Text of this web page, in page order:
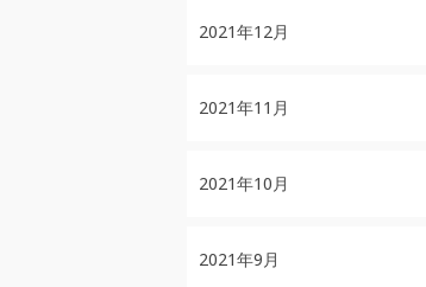
2021年12月
2021年11月
2021年10月
2021年9月